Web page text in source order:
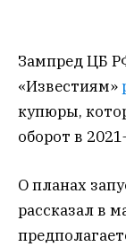
Зампред ЦБ
«Известиям»
купюры,
оборот в
О планах
рассказал в